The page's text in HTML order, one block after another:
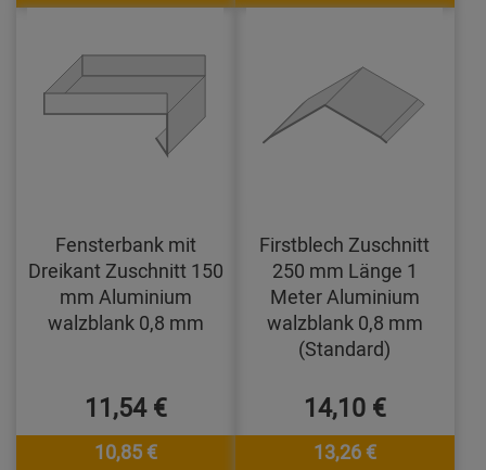
Fensterbank mit
Dreikant Zuschnitt 150
mm Aluminium
walzblank 0,8 mm
11,54 €
10,85 €
Firstblech Zuschnitt
250 mm Länge 1
Meter Aluminium
walzblank 0,8 mm
(Standard)
14,10 €
13,26 €